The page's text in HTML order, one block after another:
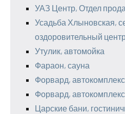
УАЗ Центр, Отдел
Усадьба Хлыновская,
оздоровительный
Утулик, автомойка
Фараон, сауна
Форвард, автокомплекс
Форвард, автокомплекс
Царские бани,